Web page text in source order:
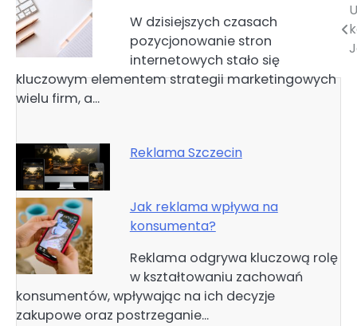
W dzisiejszych czasach
pozycjonowanie stron
internetowych stało się
kluczowym elementem strategii marketingowych
wielu firm, a…
Reklama Szczecin
Jak reklama wpływa na
konsumenta?
Reklama odgrywa kluczową rolę
w kształtowaniu zachowań
konsumentów, wpływając na ich decyzje
zakupowe oraz postrzeganie…
Nawigacja
wpisu